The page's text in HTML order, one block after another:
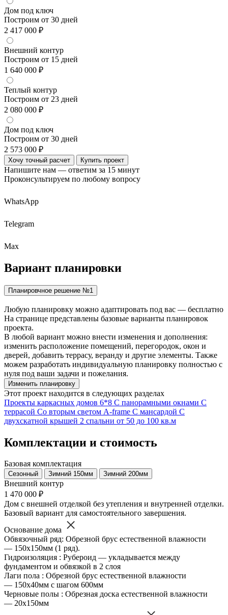
Дом под ключ
Построим от 30 дней
2 417 000 ₽
Внешний контур
Построим от 15 дней
1 640 000 ₽
Теплый контур
Построим от 23 дней
2 080 000 ₽
Дом под ключ
Построим от 30 дней
2 573 000 ₽
Хочу точный расчет Купить проект
Напишите нам — ответим за 15 минут
Проконсультируем по любому вопросу
WhatsApp
Telegram
Max
Вариант планировки
Планировчное решение №1
Любую планировку можно адаптировать под вас — бесплатно
На странице представлены базовые варианты планировок
проекта.
В любой вариант можно внести изменения и дополнения:
изменить расположение помещений, перегородок, окон и
дверей, добавить террасу, веранду и другие элементы. Также
можем разработать индивидуальную планировку полностью с
нуля под ваши задачи и пожелания.
Изменить планировку
Этот проект находится в следующих разделах
Проекты каркасных домов 6*8 С панорамными окнами С
террасой Со вторым светом A-frame С мансардой С
двухскатной крышей 2 спальни от 50 до 100 кв.м
Комплектации и стоимость
Базовая комплектация
Сезонный Зимний 150мм Зимний 200мм
Внешний контур
1 470 000 ₽
Дом с внешней отделкой без утепления и внутренней отделки.
Базовый вариант для самостоятельного завершения.
Основание дома
Обвязочный ряд: Обрезной брус естественной влажности
— 150х150мм (1 ряд).
Гидроизоляция : Рубероид — укладывается между
фундаментом и обвязкой в 2 слоя
Лаги пола : Обрезной брус естественной влажности
— 150х40мм с шагом 600мм
Черновые полы : Обрезная доска естественной влажности
— 20х150мм